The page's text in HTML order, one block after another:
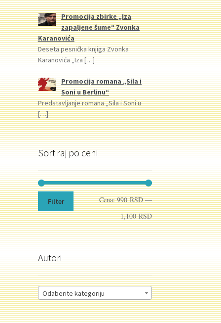
Promocija zbirke „Iza
zapaljene šume“ Zvonka
Karanovića
Deseta pesnička knjiga Zvonka
Karanovića „Iza[…]
Promocija romana „Sila i
Soni u Berlinu“
Predstavljanje romana „Sila i Soni u
[…]
Sortiraj po ceni
Minimalna
cena
Maksimalna
cena
Filter Cena:990 RSD—
1,100 RSD
Autori
Odaberite kategoriju